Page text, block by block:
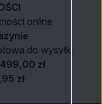
online
do wysyłki
zł
zł